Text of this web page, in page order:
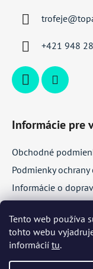
Tento web používa
tohto webu
informácií tu.
trofeje@
+421 948
Informácie pre
Obchodné
Podmienky
Informácie o
Facebook